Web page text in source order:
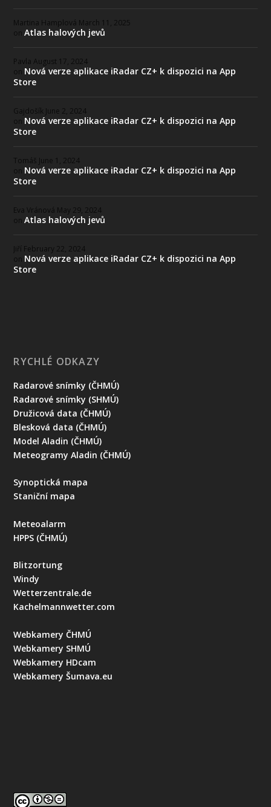
Martina Hamplová March 11, 2025
onAtlas halových jevů
Pavla August 17, 2024
on Nová verze aplikace iRadar CZ+ k dispozici na App
Store
Gajdošík June 2, 2024
on Nová verze aplikace iRadar CZ+ k dispozici na App
Store
Tomáš
June 1, 2024
on Nová verze aplikace iRadar CZ+ k dispozici na App
Store
Eva Vránová May 29, 2024
onAtlas halových jevů
Jiří February 22, 2024
on Nová verze aplikace iRadar CZ+ k dispozici na App
Store
RYCHLÉ ODKAZY
Radarové snímky (ČHMÚ)
Radarové snímky (SHMÚ)
Družicová data (ČHMÚ)
Blesková data (ČHMÚ)
Model Aladin (ČHMÚ)
Meteogramy Aladin (ČHMÚ)
Synoptická mapa
Staniční mapa
Meteoalarm
HPPS (ČHMÚ)
Blitzortung
Windy
Wetterzentrale.de
Kachelmannwetter.com
Webkamery ČHMÚ
Webkamery SHMÚ
Webkamery HDcam
Webkamery Šumava.eu